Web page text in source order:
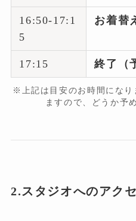
16:50-17:1
5
お着替
17:15 終了（
※上記は目安のお時間になり
ますので、どうか予
2.スタジオへのアク